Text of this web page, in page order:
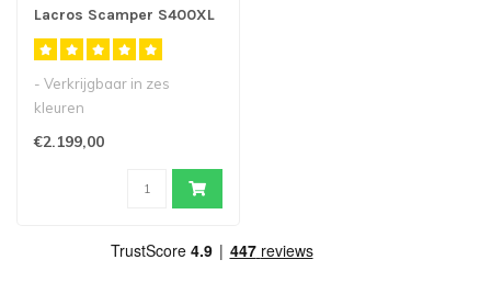
Lacros Scamper S400XL
- Verkrijgbaar in zes
kleuren
€2.199,00